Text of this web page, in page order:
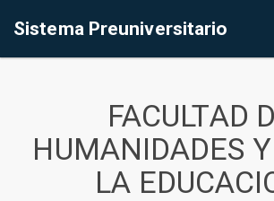
Sistema Preuniversitario
FACULTAD
HUMANIDADES
LA